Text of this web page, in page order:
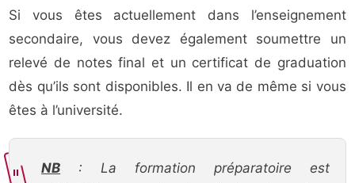
Si vous êtes actuellement dans l’enseignement
secondaire, vous devez également soumettre un
relevé de notes final et un certificat de graduation
dès qu’ils sont disponibles. Il en va de même si vous
êtes à l’université.
NB : La formation préparatoire est